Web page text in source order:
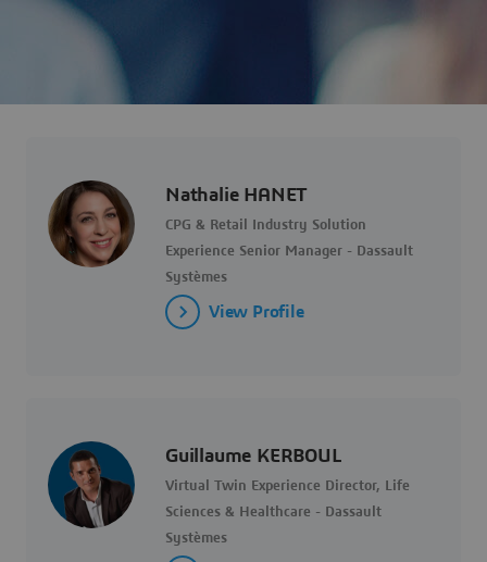
Nathalie HANET
CPG & Retail Industry Solution
Experience Senior Manager - Dassault
Systèmes
View Profile
Guillaume KERBOUL
Virtual Twin Experience Director, Life
Sciences & Healthcare - Dassault
Systèmes